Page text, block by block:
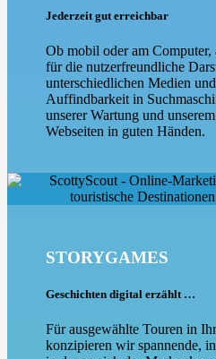
Jederzeit gut erreichbar
Ob mobil oder am Computer,
für die nutzerfreundliche
unterschiedlichen Medien
Auffindbarkeit in
unserer Wartung und
Webseiten in guten Händen.
STORYGAMES
Geschichten digital erzählt …
Für ausgewählte Touren in
konzipieren wir spannende,